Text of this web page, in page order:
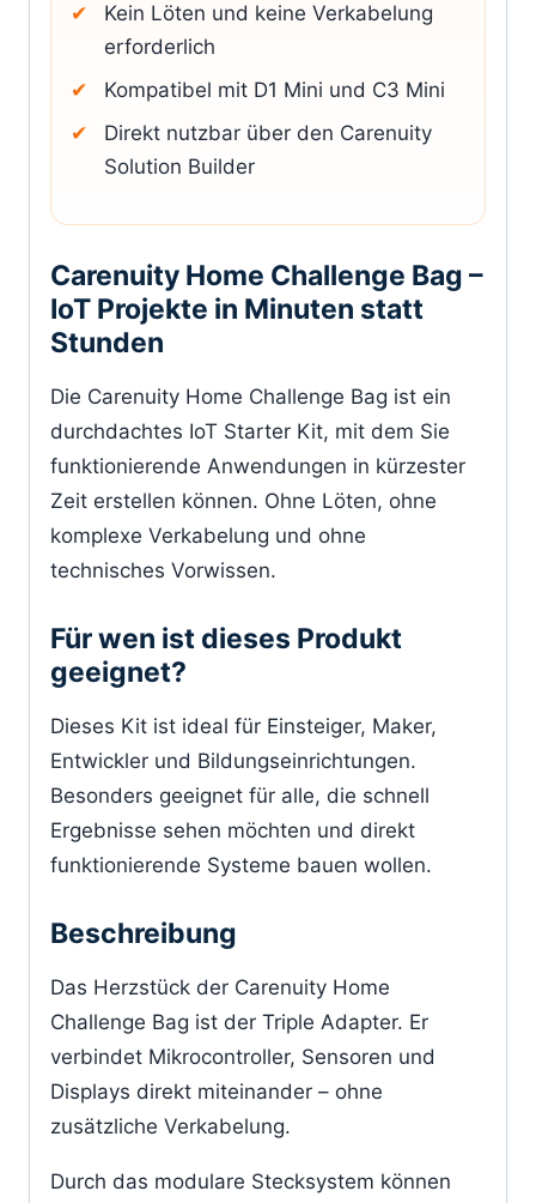
Kein Löten und keine Verkabelung
erforderlich
Kompatibel mit D1 Mini und C3 Mini
Direkt nutzbar über den Carenuity
Solution Builder
Carenuity Home Challenge Bag –
IoT Projekte in Minuten statt
Stunden
Die Carenuity Home Challenge Bag ist ein
durchdachtes IoT Starter Kit, mit dem Sie
funktionierende Anwendungen in kürzester
Zeit erstellen können. Ohne Löten, ohne
komplexe Verkabelung und ohne
technisches Vorwissen.
Für wen ist dieses Produkt
geeignet?
Dieses Kit ist ideal für Einsteiger, Maker,
Entwickler und Bildungseinrichtungen.
Besonders geeignet für alle, die schnell
Ergebnisse sehen möchten und direkt
funktionierende Systeme bauen wollen.
Beschreibung
Das Herzstück der Carenuity Home
Challenge Bag ist der Triple Adapter. Er
verbindet Mikrocontroller, Sensoren und
Displays direkt miteinander – ohne
zusätzliche Verkabelung.
Durch das modulare Stecksystem können